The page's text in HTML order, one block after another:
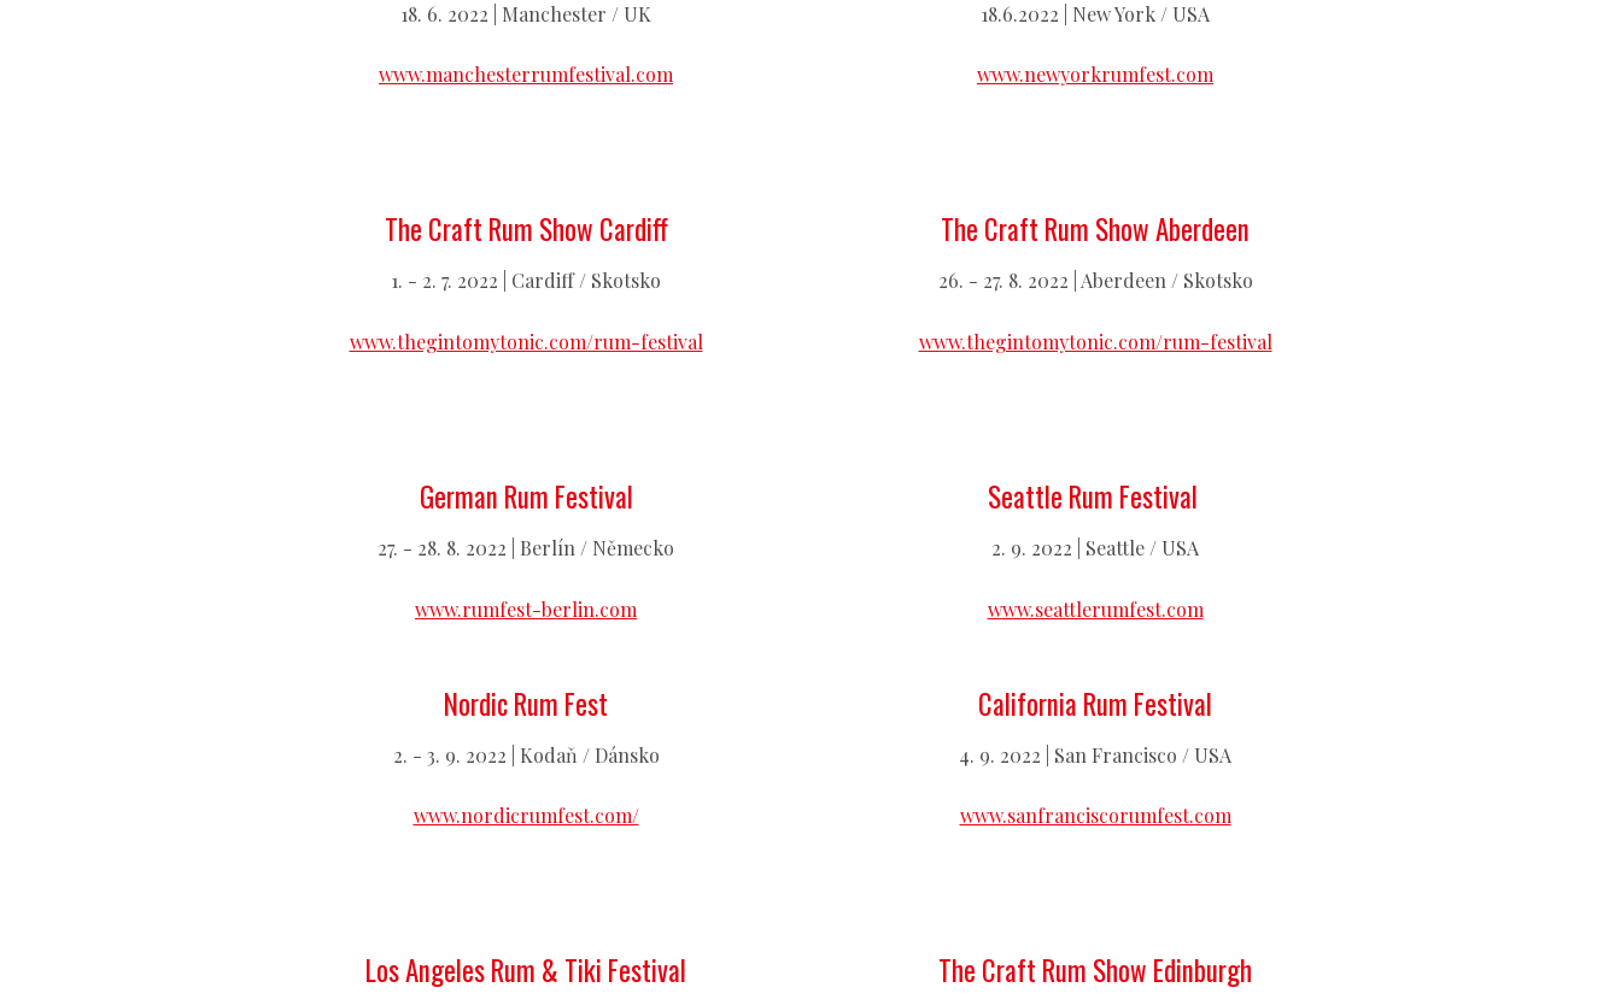
18. 6. 2022 | Manchester / UK
www.manchesterrumfestival.com
18.6.2022 | New York / USA
www.newyorkrumfest.com
The Craft Rum Show Cardiff
1. - 2. 7. 2022 | Cardiff / Skotsko
www.thegintomytonic.com/rum-festival
The Craft Rum Show Aberdeen
26. - 27. 8. 2022 | Aberdeen / Skotsko
www.thegintomytonic.com/rum-festival
German Rum Festival
27. - 28. 8. 2022 | Berlín / Německo
www.rumfest-berlin.com
Seattle Rum Festival
2. 9. 2022 | Seattle / USA
www.seattlerumfest.com
Nordic Rum Fest
2. - 3. 9. 2022 | Kodaň / Dánsko
www.nordicrumfest.com/
California Rum Festival
4. 9. 2022 | San Francisco / USA
www.sanfranciscorumfest.com
Los Angeles Rum & Tiki Festival The Craft Rum Show Edinburgh